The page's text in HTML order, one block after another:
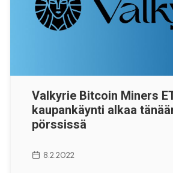
Valkyrie Bitcoin Miners
kaupankäynti alkaa
pörssissä
8.2.2022